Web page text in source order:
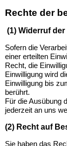
Rechte der
(1) Widerruf
Sofern die
einer erteilten
Recht, die
Einwilligung wird
Einwilligung bis
berührt.
Für die Ausübung
jederzeit an uns
(2) Recht auf
Sie haben das